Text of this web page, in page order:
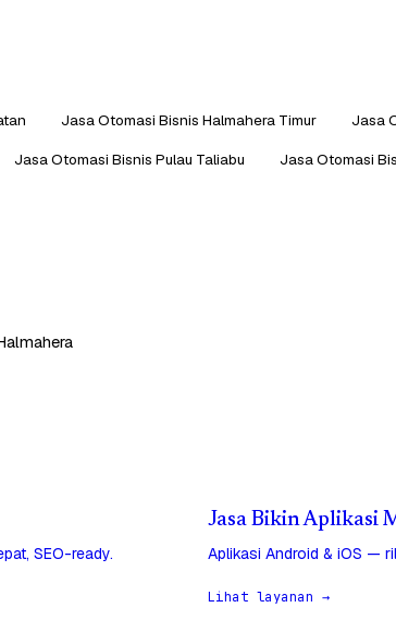
Jasa Otomasi Bisnis Halmahera Timur
Jasa
Jasa Otomasi Bisnis Pulau Taliabu Jasa Otomasi
SEO-ready.
Jasa Bikin Aplikasi
Aplikasi Android & iOS —
Lihat layanan →